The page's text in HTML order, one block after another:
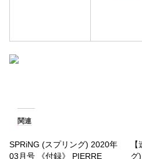
関連
SPRiNG (スプリング) 2020年
03月号 《付録》 PIERRE
グ